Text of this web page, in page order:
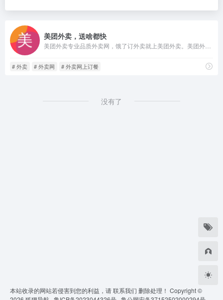
美团外卖，送啥都快
# 外卖 # 外卖网 # 外卖网上订餐
没有了
本站收录的网站若侵害到您的利益，请联系我们 删除处理！ Copyright ©